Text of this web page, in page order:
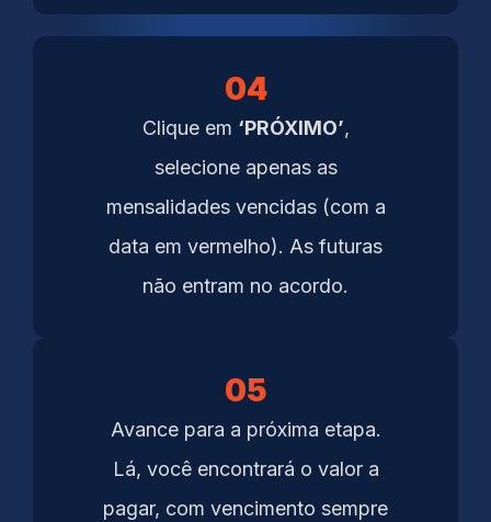
04
Clique em ‘PRÓXIMO’,
selecione apenas as
mensalidades vencidas (com a
data em vermelho). As futuras
não entram no acordo.
05
Avance para a próxima etapa.
Lá, você encontrará o valor a
pagar, com vencimento sempre